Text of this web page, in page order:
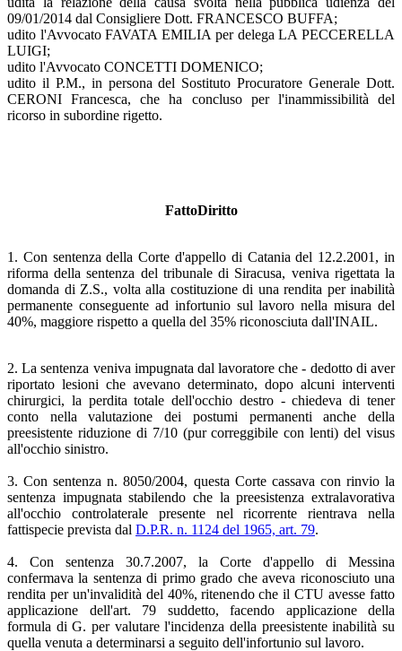
09/01/2014 dal Consigliere Dott. FRANCESCO BUFFA;
udito l'Avvocato FAVATA EMILIA per delega LA PECCERELLA
LUIGI;
udito l'Avvocato CONCETTI DOMENICO;
udito il P.M., in persona del Sostituto Procuratore Generale Dott.
CERONI Francesca, che ha concluso per l'inammissibilità del
ricorso in subordine rigetto.
FattoDiritto
1. Con sentenza della Corte d'appello di Catania del 12.2.2001, in
riforma della sentenza del tribunale di Siracusa, veniva rigettata la
domanda di Z.S., volta alla costituzione di una rendita per inabilità
permanente conseguente ad infortunio sul lavoro nella misura del
40%, maggiore rispetto a quella del 35% riconosciuta dall'INAIL.
2. La sentenza veniva impugnata dal lavoratore che - dedotto di aver
riportato lesioni che avevano determinato, dopo alcuni interventi
chirurgici, la perdita totale dell'occhio destro - chiedeva di tener
conto nella valutazione dei postumi permanenti anche della
preesistente riduzione di 7/10 (pur correggibile con lenti) del visus
all'occhio sinistro.
3. Con sentenza n. 8050/2004, questa Corte cassava con rinvio la
sentenza impugnata stabilendo che la preesistenza extralavorativa
all'occhio controlaterale presente nel ricorrente rientrava nella
fattispecie prevista dal D.P.R. n. 1124 del 1965, art. 79.
4. Con sentenza 30.7.2007, la Corte d'appello di Messina
confermava la sentenza di primo grado che aveva riconosciuto una
rendita per un'invalidità del 40%, ritenendo che il CTU avesse fatto
applicazione dell'art. 79 suddetto, facendo applicazione della
formula di G. per valutare l'incidenza della preesistente inabilità su
quella venuta a determinarsi a seguito dell'infortunio sul lavoro.